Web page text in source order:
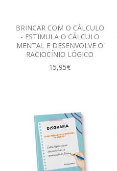
BRINCAR COM O CÁLCULO
- ESTIMULA O CÁLCULO
MENTAL E DESENVOLVE O
RACIOCÍNIO LÓGICO
15,95€